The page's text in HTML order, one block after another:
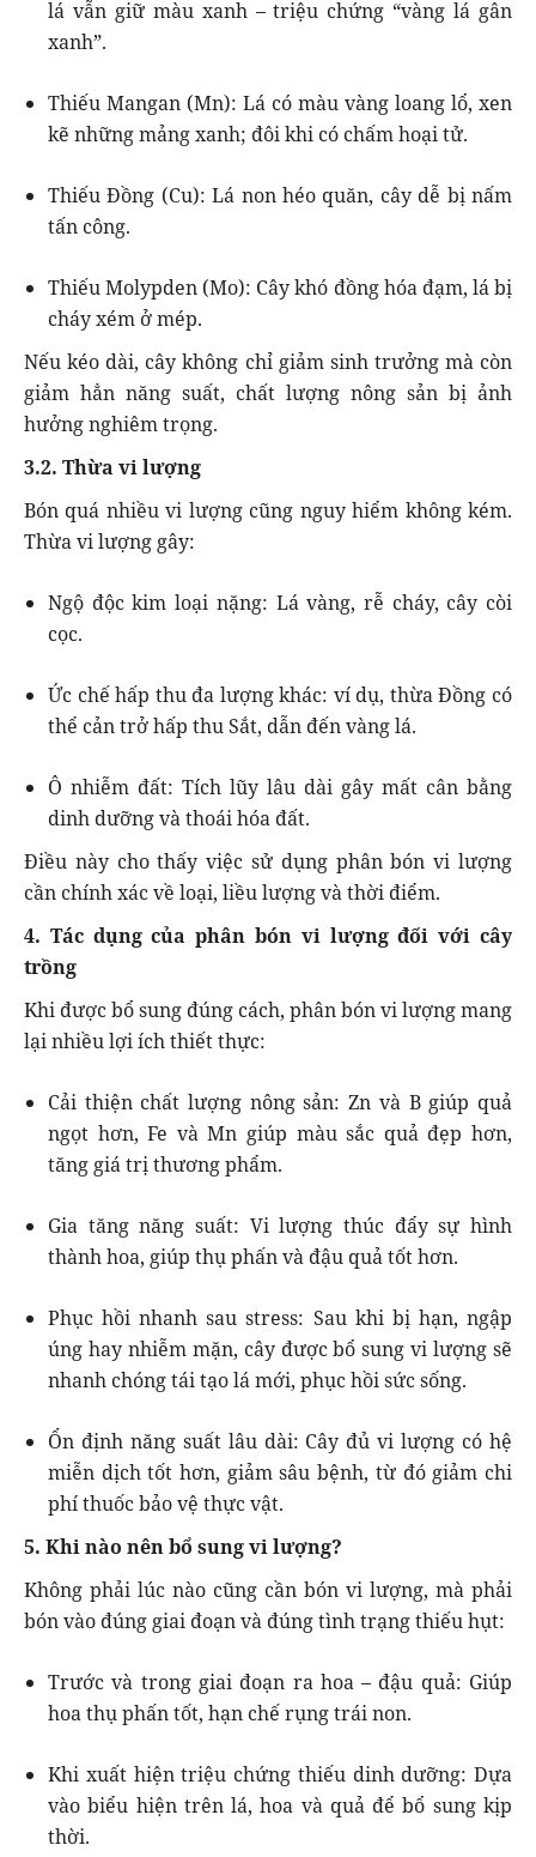
lá vẫn giữ màu xanh – triệu chứng “vàng lá gân
xanh”.
Thiếu Mangan (Mn): Lá có màu vàng loang lổ, xen
kẽ những mảng xanh; đôi khi có chấm hoại tử.
Thiếu Đồng (Cu): Lá non héo quăn, cây dễ bị nấm
tấn công.
Thiếu Molypden (Mo): Cây khó đồng hóa đạm, lá bị
cháy xém ở mép.
Nếu kéo dài, cây không chỉ giảm sinh trưởng mà còn
giảm hẳn năng suất, chất lượng nông sản bị ảnh
hưởng nghiêm trọng.
3.2. Thừa vi lượng
Bón quá nhiều vi lượng cũng nguy hiểm không kém.
Thừa vi lượng gây:
Ngộ độc kim loại nặng: Lá vàng, rễ cháy, cây còi
cọc.
Ức chế hấp thu đa lượng khác: ví dụ, thừa Đồng có
thể cản trở hấp thu Sắt, dẫn đến vàng lá.
Ô nhiễm đất: Tích lũy lâu dài gây mất cân bằng
dinh dưỡng và thoái hóa đất.
Điều này cho thấy việc sử dụng phân bón vi lượng
cần chính xác về loại, liều lượng và thời điểm.
4. Tác dụng của phân bón vi lượng đối với cây
trồng
Khi được bổ sung đúng cách, phân bón vi lượng mang
lại nhiều lợi ích thiết thực:
Cải thiện chất lượng nông sản: Zn và B giúp quả
ngọt hơn, Fe và Mn giúp màu sắc quả đẹp hơn,
tăng giá trị thương phẩm.
Gia tăng năng suất: Vi lượng thúc đẩy sự hình
thành hoa, giúp thụ phấn và đậu quả tốt hơn.
Phục hồi nhanh sau stress: Sau khi bị hạn, ngập
úng hay nhiễm mặn, cây được bổ sung vi lượng sẽ
nhanh chóng tái tạo lá mới, phục hồi sức sống.
Ổn định năng suất lâu dài: Cây đủ vi lượng có hệ
miễn dịch tốt hơn, giảm sâu bệnh, từ đó giảm chi
phí thuốc bảo vệ thực vật.
5. Khi nào nên bổ sung vi lượng?
Không phải lúc nào cũng cần bón vi lượng, mà phải
bón vào đúng giai đoạn và đúng tình trạng thiếu hụt:
Trước và trong giai đoạn ra hoa – đậu quả: Giúp
hoa thụ phấn tốt, hạn chế rụng trái non.
Khi xuất hiện triệu chứng thiếu dinh dưỡng: Dựa
vào biểu hiện trên lá, hoa và quả để bổ sung kịp
thời.